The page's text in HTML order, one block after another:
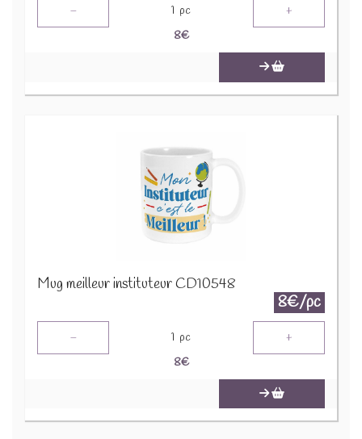
- 1 pc +
8€
Mug meilleur instituteur CD10548
8€/pc
- 1 pc +
8€